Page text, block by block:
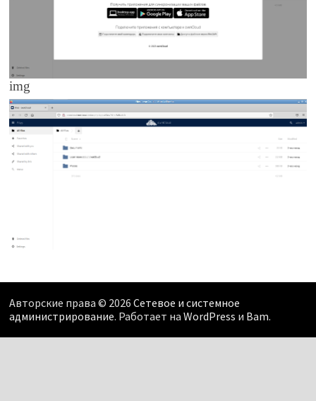
img
Авторские права © 2026 Сетевое и системное
администрирование. Работает на WordPress и Bam.